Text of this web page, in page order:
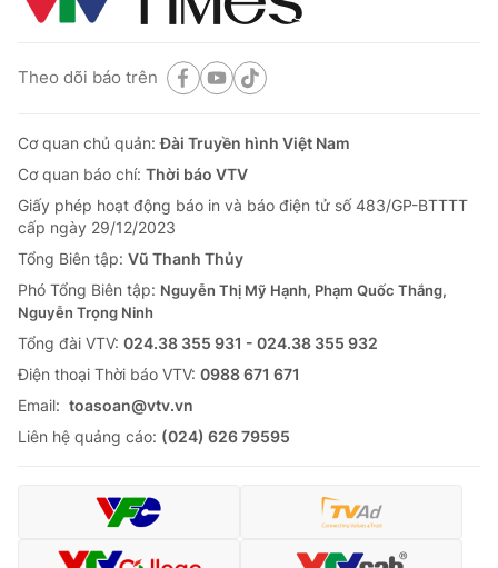
Theo dõi báo trên
Cơ quan chủ quản:Đài Truyền hình Việt Nam
Cơ quan báo chí: Thời báo VTV
Giấy phép hoạt động báo in và báo điện tử số 483/GP-BTTTT
cấp ngày 29/12/2023
Tổng Biên tập: Vũ Thanh Thủy
Phó Tổng Biên tập: Nguyễn Thị Mỹ Hạnh, Phạm Quốc Thắng,
Nguyễn Trọng Ninh
Tổng đài VTV: 024.38 355 931 - 024.38 355 932
Ðiện thoại Thời báo VTV: 0988 671 671
Email: toasoan@vtv.vn
Liên hệ quảng cáo: (024) 626 79595